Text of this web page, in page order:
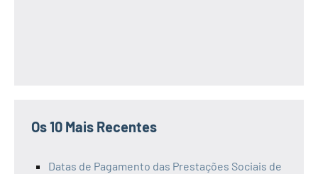
Os 10 Mais Recentes
Datas de Pagamento das Prestações Sociais de